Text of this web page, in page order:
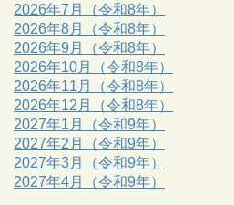
2026年7月（令和8年）
2026年8月（令和8年）
2026年9月（令和8年）
2026年10月（令和8年）
2026年11月（令和8年）
2026年12月（令和8年）
2027年1月（令和9年）
2027年2月（令和9年）
2027年3月（令和9年）
2027年4月（令和9年）